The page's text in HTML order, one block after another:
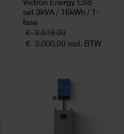
Victron Energy ESS
set 3kVA / 16kWh / 1-
fase
€3.019,00
Oorspronkelijke
€ 3.019,00.
€ 3.000,00 Huidige
€ 3.000,00.
incl. BTW